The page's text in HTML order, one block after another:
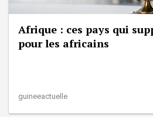
Afrique : ces pays qui
pour les africains
guineeactuelle